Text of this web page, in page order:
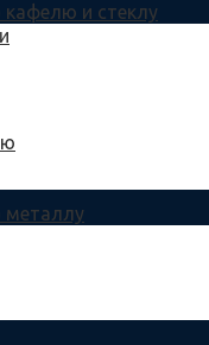
и стеклу
металлу